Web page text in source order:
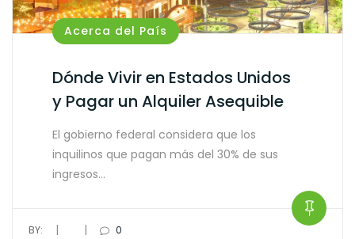
Acerca del País
Dónde Vivir en Estados Unidos
y Pagar un Alquiler Asequible
El gobierno federal considera que los
inquilinos que pagan más del 30% de sus
ingresos…
BY: | | 0